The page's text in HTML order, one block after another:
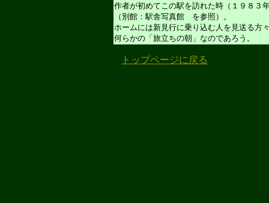
作者が初めてこの駅を訪れた時（１９８３
（別館：駅舎写真館 を参照）。
ホームには新見行に乗り込む人を見送る方
何らかの「旅立ちの朝」なのであろう。
トップページに戻る